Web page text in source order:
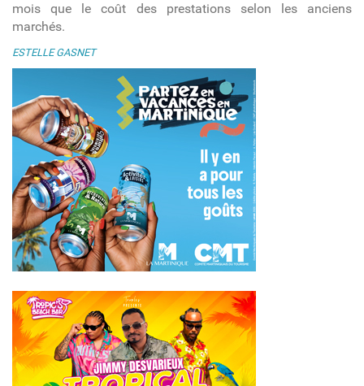
mois que le coût des prestations selon les anciens
marchés.
ESTELLE GASNET